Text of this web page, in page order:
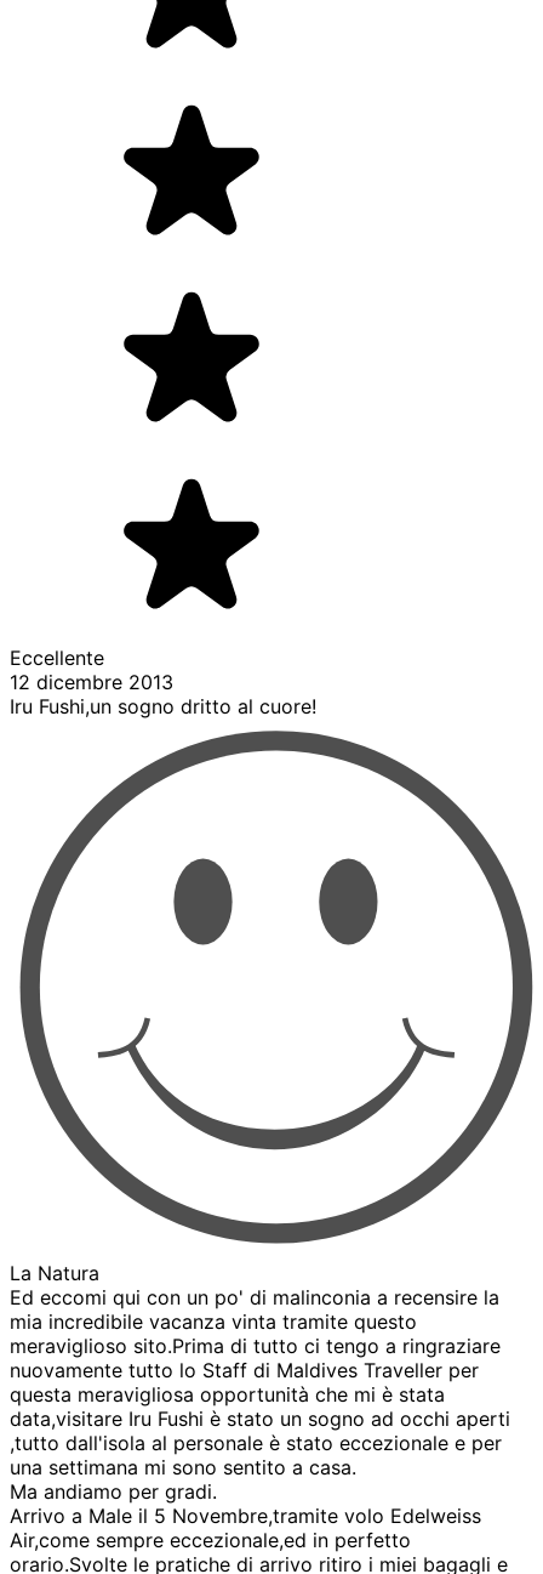
Eccellente
12 dicembre 2013
Iru Fushi,un sogno dritto al cuore!
La Natura
Ed eccomi qui con un po' di malinconia a recensire la
mia incredibile vacanza vinta tramite questo
meraviglioso sito.Prima di tutto ci tengo a ringraziare
nuovamente tutto lo Staff di Maldives Traveller per
questa meravigliosa opportunità che mi è stata
data,visitare Iru Fushi è stato un sogno ad occhi aperti
,tutto dall'isola al personale è stato eccezionale e per
una settimana mi sono sentito a casa.
Ma andiamo per gradi.
Arrivo a Male il 5 Novembre,tramite volo Edelweiss
Air,come sempre eccezionale,ed in perfetto
orario.Svolte le pratiche di arrivo ritiro i miei bagagli e